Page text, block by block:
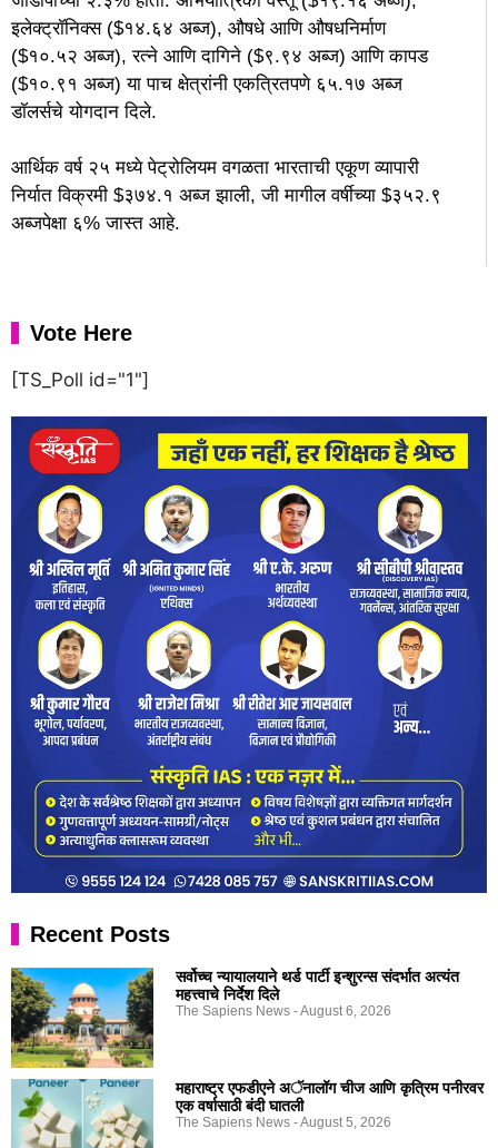
इलेक्ट्रॉनिक्स ($१४.६४ अब्ज), औषधे आणि औषधनिर्माण
($१०.५२ अब्ज), रत्ने आणि दागिने ($९.९४ अब्ज) आणि कापड
($१०.९१ अब्ज) या पाच क्षेत्रांनी एकत्रितपणे ६५.१७ अब्ज
डॉलर्सचे योगदान दिले.
आर्थिक वर्ष २५ मध्ये पेट्रोलियम वगळता भारताची एकूण व्यापारी
निर्यात विक्रमी $३७४.१ अब्ज झाली, जी मागील वर्षीच्या $३५२.९
अब्जपेक्षा ६% जास्त आहे.
Vote Here
[TS_Poll id="1"]
Recent Posts
सर्वोच्च न्यायालयाने थर्ड पार्टी इन्शुरन्स संदर्भात अत्यंत
महत्त्वाचे निर्देश दिले
The Sapiens News August 6, 2026
महाराष्ट्र एफडीएने अॅनालॉग चीज आणि कृत्रिम पनीरवर
एक वर्षासाठी बंदी घातली
The Sapiens News August 5, 2026